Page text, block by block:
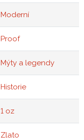
Moderní
Proof
Mýty a legendy
Historie
1 oz
Zlato